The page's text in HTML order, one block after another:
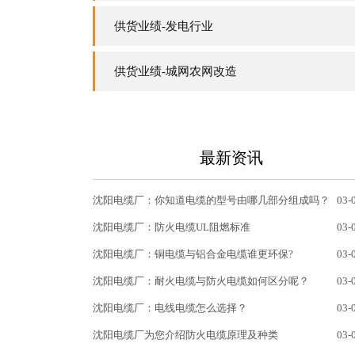
供货业绩-发电行业
供货业绩-城网农网改造
最新资讯
沈阳电缆厂：你知道电缆的型号由哪几部分组成吗？ 03-
沈阳电缆厂：防火电缆UL阻燃标准 03-
沈阳电缆厂：铜电缆与铝合金电缆谁更环保? 03-
沈阳电缆厂：耐火电缆与防火电缆如何区分呢？ 03-
沈阳电缆厂：电线电缆怎么选择？ 03-
沈阳电缆厂为您介绍防火电缆原理及种类 03-